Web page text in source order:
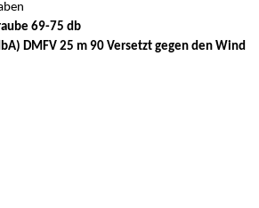
69-75 db
DMFV 25 m 90 Versetzt gegen den Wind